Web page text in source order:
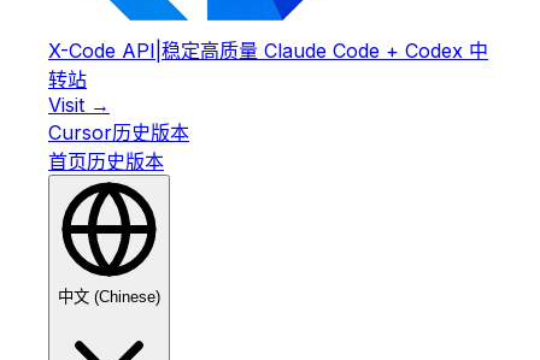
X-Code API 稳定高质量 Claude Code + Codex 中
转站
Visit →
Cursor历史版本
首页历史版本
中文 (Chinese)